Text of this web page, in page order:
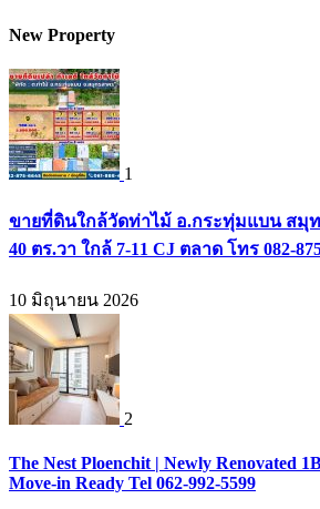
New Property
1
ขายที่ดินใกล้วัดท่าไม้ อ.กระทุ่มแบน สมุ
40 ตร.วา ใกล้ 7-11 CJ ตลาด โทร 082-
10 มิถุนายน 2026
2
The Nest Ploenchit | Newly Renovated
Move-in Ready Tel 062-992-5599